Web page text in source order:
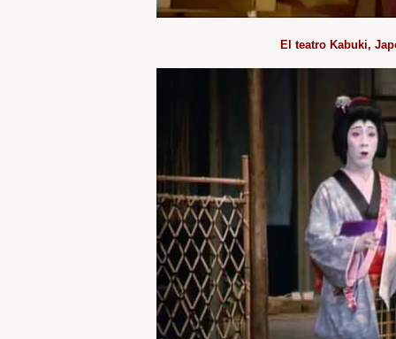
El teatro Kabuki,